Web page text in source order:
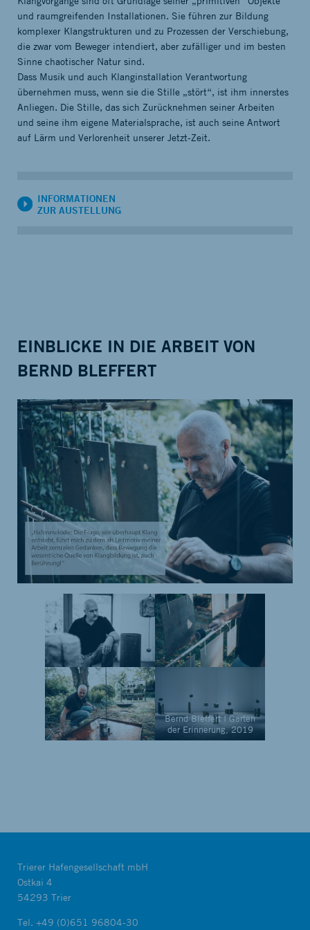
und raumgreifenden Installationen. Sie führen zur Bildung
komplexer Klangstrukturen und zu Prozessen der Verschiebung,
die zwar vom Beweger intendiert, aber zufälliger und im besten
Sinne chaotischer Natur sind.
Dass Musik und auch Klanginstallation Verantwortung
übernehmen muss, wenn sie die Stille „stört“, ist ihm innerstes
Anliegen. Die Stille, das sich Zurücknehmen seiner Arbeiten
und seine ihm eigene Materialsprache, ist auch seine Antwort
auf Lärm und Verlorenheit unserer Jetzt-Zeit.
INFORMATIONEN
ZUR AUSTELLUNG
EINBLICKE IN DIE ARBEIT VON
BERND BLEFFERT
Bernd Bleffert I Garten
der Erinnerung, 2019
Trierer Hafengesellschaft mbH
Ostkai 4
54293 Trier
Tel. +49 (0)651 96804-30